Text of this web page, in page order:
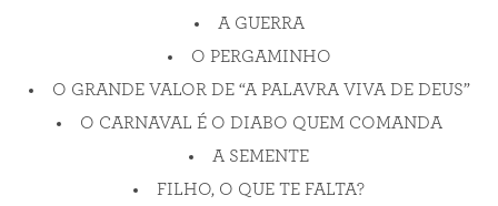
A GUERRA
O PERGAMINHO
O GRANDE VALOR DE “A PALAVRA VIVA DE DEUS”
O CARNAVAL É O DIABO QUEM COMANDA
A SEMENTE
FILHO, O QUE TE FALTA?